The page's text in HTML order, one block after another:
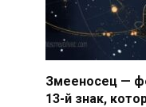
Змееносец —
13-й знак,